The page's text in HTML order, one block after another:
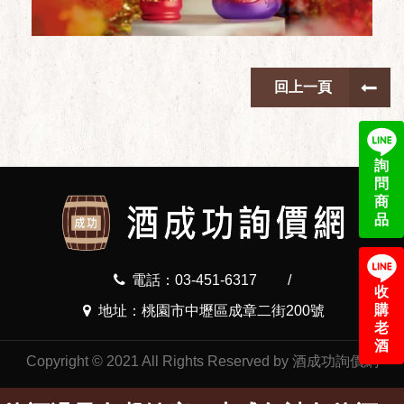
詢
問
商
品
收
購
老
酒
回上一頁
電話：03-451-6317
/
地址：桃園市中壢區成章二街200號
Copyright © 2021 All Rights Reserved by 酒成功詢價網